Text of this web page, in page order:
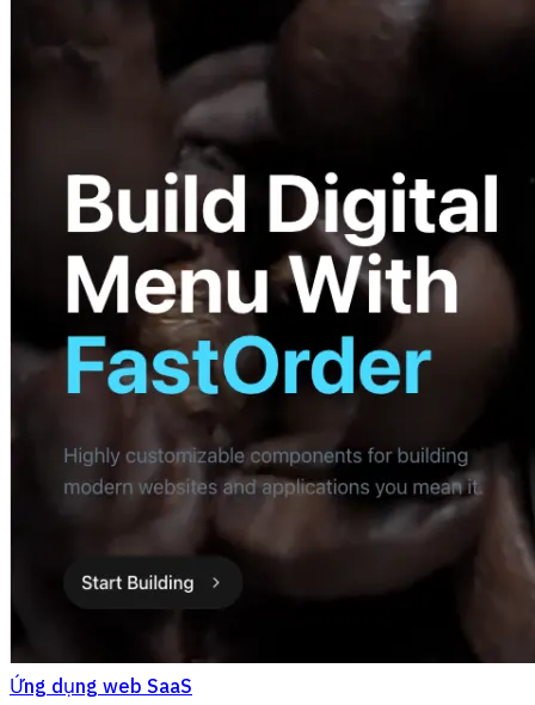
Ứng dụng web SaaS